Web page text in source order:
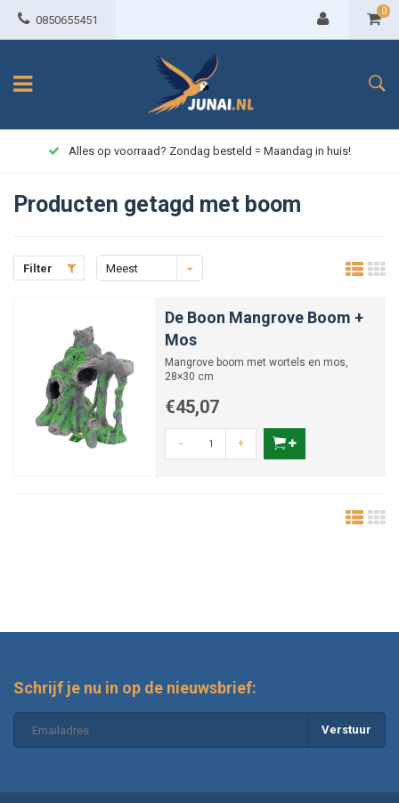
0850655451
0
Alles op voorraad? Zondag besteld = Maandag in huis!
Producten getagd met boom
Filter
Meest
De Boon Mangrove Boom +
Mos
Mangrove boom met wortels en mos,
28×30 cm
€45,07
- +
Schrijf je nu in op de nieuwsbrief:
Verstuur